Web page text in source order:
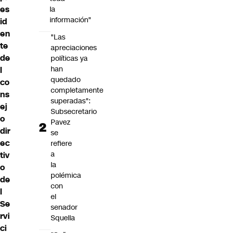
es
id
en
te
de
l
co
ns
ej
o
dir
ec
tiv
o
de
l
Se
rvi
ci
la
información"
"Las
apreciaciones
políticas ya
han
quedado
completamente
superadas":
Subsecretario
Pavez
se
refiere
a
la
polémica
con
el
senador
Squella